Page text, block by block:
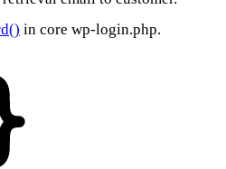
in core wp-login.php.